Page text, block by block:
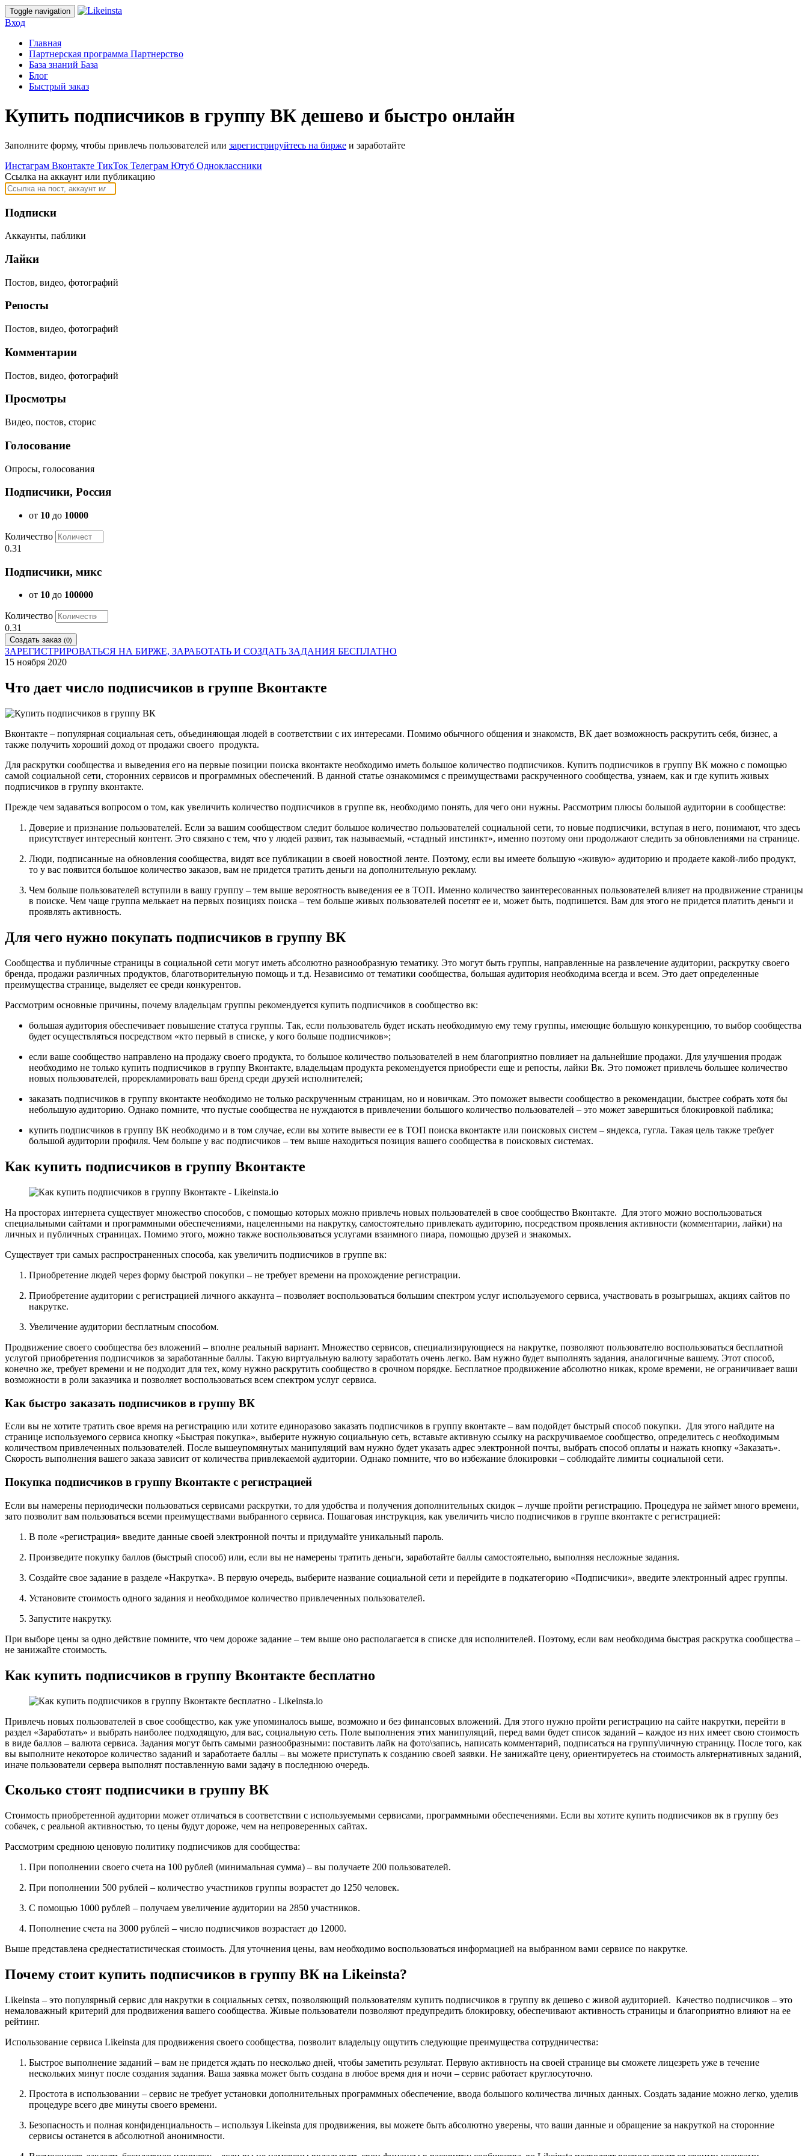
Toggle navigation
Вход
Главная
Партнерская программа Партнерство
База знаний База
Блог
Быстрый заказ
Купить подписчиков в группу ВК дешево и быстро онлайн
Заполните форму, чтобы привлечь пользователей или зарегистрируйтесь на бирже и заработайте
Инстаграм Вконтакте ТикТок Телеграм Ютуб Одноклассники
Ссылка на аккаунт или публикацию
Подписки
Аккаунты, паблики
Лайки
Постов, видео, фотографий
Репосты
Постов, видео, фотографий
Комментарии
Постов, видео, фотографий
Просмотры
Видео, постов, сторис
Голосование
Опросы, голосования
Подписчики, Россия
от 10 до 10000
Количество
0.31
Подписчики, микс
от 10 до 100000
Количество
0.31
Создать заказ (0)
ЗАРЕГИСТРИРОВАТЬСЯ НА БИРЖЕ, ЗАРАБОТАТЬ И СОЗДАТЬ ЗАДАНИЯ БЕСПЛАТНО
15 ноября 2020
Что дает число подписчиков в группе Вконтакте
Вконтакте – популярная социальная сеть, объединяющая людей в соответствии с их интересами. Помимо обычного общения и знакомств, ВК дает возможность раскрутить себя, бизнес, а
также получить хороший доход от продажи своего продукта.
Для раскрутки сообщества и выведения его на первые позиции поиска вконтакте необходимо иметь большое количество подписчиков. Купить подписчиков в группу ВК можно с помощью
самой социальной сети, сторонних сервисов и программных обеспечений. В данной статье ознакомимся с преимуществами раскрученного сообщества, узнаем, как и где купить живых
подписчиков в группу вконтакте.
Прежде чем задаваться вопросом о том, как увеличить количество подписчиков в группе вк, необходимо понять, для чего они нужны. Рассмотрим плюсы большой аудитории в сообществе:
Доверие и признание пользователей. Если за вашим сообществом следит большое количество пользователей социальной сети, то новые подписчики, вступая в него, понимают, что здесь
присутствует интересный контент. Это связано с тем, что у людей развит, так называемый, «стадный инстинкт», именно поэтому они продолжают следить за обновлениями на странице.
Люди, подписанные на обновления сообщества, видят все публикации в своей новостной ленте. Поэтому, если вы имеете большую «живую» аудиторию и продаете какой-либо продукт,
то у вас появится большое количество заказов, вам не придется тратить деньги на дополнительную рекламу.
Чем больше пользователей вступили в вашу группу – тем выше вероятность выведения ее в ТОП. Именно количество заинтересованных пользователей влияет на продвижение страницы
в поиске. Чем чаще группа мелькает на первых позициях поиска – тем больше живых пользователей посетят ее и, может быть, подпишется. Вам для этого не придется платить деньги и
проявлять активность.
Для чего нужно покупать подписчиков в группу ВК
Сообщества и публичные страницы в социальной сети могут иметь абсолютно разнообразную тематику. Это могут быть группы, направленные на развлечение аудитории, раскрутку своего
бренда, продажи различных продуктов, благотворительную помощь и т.д. Независимо от тематики сообщества, большая аудитория необходима всегда и всем. Это дает определенные
преимущества странице, выделяет ее среди конкурентов.
Рассмотрим основные причины, почему владельцам группы рекомендуется купить подписчиков в сообщество вк:
большая аудитория обеспечивает повышение статуса группы. Так, если пользователь будет искать необходимую ему тему группы, имеющие большую конкуренцию, то выбор сообщества
будет осуществляться посредством «кто первый в списке, у кого больше подписчиков»;
если ваше сообщество направлено на продажу своего продукта, то большое количество пользователей в нем благоприятно повлияет на дальнейшие продажи. Для улучшения продаж
необходимо не только купить подписчиков в группу Вконтакте, владельцам продукта рекомендуется приобрести еще и репосты, лайки Вк. Это поможет привлечь большее количество
новых пользователей, прорекламировать ваш бренд среди друзей исполнителей;
заказать подписчиков в группу вконтакте необходимо не только раскрученным страницам, но и новичкам. Это поможет вывести сообщество в рекомендации, быстрее собрать хотя бы
небольшую аудиторию. Однако помните, что пустые сообщества не нуждаются в привлечении большого количество пользователей – это может завершиться блокировкой паблика;
купить подписчиков в группу ВК необходимо и в том случае, если вы хотите вывести ее в ТОП поиска вконтакте или поисковых систем – яндекса, гугла. Такая цель также требует
большой аудитории профиля. Чем больше у вас подписчиков – тем выше находиться позиция вашего сообщества в поисковых системах.
Как купить подписчиков в группу Вконтакте
На просторах интернета существует множество способов, с помощью которых можно привлечь новых пользователей в свое сообщество Вконтакте. Для этого можно воспользоваться
специальными сайтами и программными обеспечениями, нацеленными на накрутку, самостоятельно привлекать аудиторию, посредством проявления активности (комментарии, лайки) на
личных и публичных страницах. Помимо этого, можно также воспользоваться услугами взаимного пиара, помощью друзей и знакомых.
Существует три самых распространенных способа, как увеличить подписчиков в группе вк:
Приобретение людей через форму быстрой покупки – не требует времени на прохождение регистрации.
Приобретение аудитории с регистрацией личного аккаунта – позволяет воспользоваться большим спектром услуг используемого сервиса, участвовать в розыгрышах, акциях сайтов по
накрутке.
Увеличение аудитории бесплатным способом.
Продвижение своего сообщества без вложений – вполне реальный вариант. Множество сервисов, специализирующиеся на накрутке, позволяют пользователю воспользоваться бесплатной
услугой приобретения подписчиков за заработанные баллы. Такую виртуальную валюту заработать очень легко. Вам нужно будет выполнять задания, аналогичные вашему. Этот способ,
конечно же, требует времени и не подходит для тех, кому нужно раскрутить сообщество в срочном порядке. Бесплатное продвижение абсолютно никак, кроме времени, не ограничивает ваши
возможности в роли заказчика и позволяет воспользоваться всем спектром услуг сервиса.
Как быстро заказать подписчиков в группу ВК
Если вы не хотите тратить свое время на регистрацию или хотите единоразово заказать подписчиков в группу вконтакте – вам подойдет быстрый способ покупки. Для этого найдите на
странице используемого сервиса кнопку «Быстрая покупка», выберите нужную социальную сеть, вставьте активную ссылку на раскручиваемое сообщество, определитесь с необходимым
количеством привлеченных пользователей. После вышеупомянутых манипуляций вам нужно будет указать адрес электронной почты, выбрать способ оплаты и нажать кнопку «Заказать».
Скорость выполнения вашего заказа зависит от количества привлекаемой аудитории. Однако помните, что во избежание блокировки – соблюдайте лимиты социальной сети.
Покупка подписчиков в группу Вконтакте с регистрацией
Если вы намерены периодически пользоваться сервисами раскрутки, то для удобства и получения дополнительных скидок – лучше пройти регистрацию. Процедура не займет много времени,
зато позволит вам пользоваться всеми преимуществами выбранного сервиса. Пошаговая инструкция, как увеличить число подписчиков в группе вконтакте с регистрацией:
В поле «регистрация» введите данные своей электронной почты и придумайте уникальный пароль.
Произведите покупку баллов (быстрый способ) или, если вы не намерены тратить деньги, заработайте баллы самостоятельно, выполняя несложные задания.
Создайте свое задание в разделе «Накрутка». В первую очередь, выберите название социальной сети и перейдите в подкатегорию «Подписчики», введите электронный адрес группы.
Установите стоимость одного задания и необходимое количество привлеченных пользователей.
Запустите накрутку.
При выборе цены за одно действие помните, что чем дороже задание – тем выше оно располагается в списке для исполнителей. Поэтому, если вам необходима быстрая раскрутка сообщества –
не занижайте стоимость.
Как купить подписчиков в группу Вконтакте бесплатно
Привлечь новых пользователей в свое сообщество, как уже упоминалось выше, возможно и без финансовых вложений. Для этого нужно пройти регистрацию на сайте накрутки, перейти в
раздел «Заработать» и выбрать наиболее подходящую, для вас, социальную сеть. Поле выполнения этих манипуляций, перед вами будет список заданий – каждое из них имеет свою стоимость
в виде баллов – валюта сервиса. Задания могут быть самыми разнообразными: поставить лайк на фото\запись, написать комментарий, подписаться на группу\личную страницу. После того, как
вы выполните некоторое количество заданий и заработаете баллы – вы можете приступать к созданию своей заявки. Не занижайте цену, ориентируетесь на стоимость альтернативных заданий,
иначе пользователи сервера выполнят поставленную вами задачу в последнюю очередь.
Сколько стоят подписчики в группу ВК
Стоимость приобретенной аудитории может отличаться в соответствии с используемыми сервисами, программными обеспечениями. Если вы хотите купить подписчиков вк в группу без
собачек, с реальной активностью, то цены будут дороже, чем на непроверенных сайтах.
Рассмотрим среднюю ценовую политику подписчиков для сообщества:
При пополнении своего счета на 100 рублей (минимальная сумма) – вы получаете 200 пользователей.
При пополнении 500 рублей – количество участников группы возрастет до 1250 человек.
С помощью 1000 рублей – получаем увеличение аудитории на 2850 участников.
Пополнение счета на 3000 рублей – число подписчиков возрастает до 12000.
Выше представлена среднестатистическая стоимость. Для уточнения цены, вам необходимо воспользоваться информацией на выбранном вами сервисе по накрутке.
Почему стоит купить подписчиков в группу ВК на Likeinsta?
Likeinsta – это популярный сервис для накрутки в социальных сетях, позволяющий пользователям купить подписчиков в группу вк дешево с живой аудиторией. Качество подписчиков – это
немаловажный критерий для продвижения вашего сообщества. Живые пользователи позволяют предупредить блокировку, обеспечивают активность страницы и благоприятно влияют на ее
рейтинг.
Использование сервиса Likeinsta для продвижения своего сообщества, позволит владельцу ощутить следующие преимущества сотрудничества:
Быстрое выполнение заданий – вам не придется ждать по несколько дней, чтобы заметить результат. Первую активность на своей странице вы сможете лицезреть уже в течение
нескольких минут после создания задания. Ваша заявка может быть создана в любое время дня и ночи – сервис работает круглосуточно.
Простота в использовании – сервис не требует установки дополнительных программных обеспечение, ввода большого количества личных данных. Создать задание можно легко, уделив
процедуре всего две минуты своего времени.
Безопасность и полная конфиденциальность – используя Likeinsta для продвижения, вы можете быть абсолютно уверены, что ваши данные и обращение за накруткой на сторонние
сервисы останется в абсолютной анонимности.